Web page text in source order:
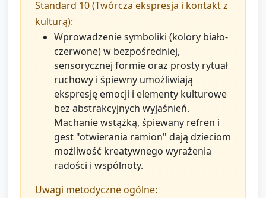
Standard 10 (Twórcza ekspresja i kontakt z
kulturą):
Wprowadzenie symboliki (kolory biało-
czerwone) w bezpośredniej,
sensorycznej formie oraz prosty rytuał
ruchowy i śpiewny umożliwiają
ekspresję emocji i elementy kulturowe
bez abstrakcyjnych wyjaśnień.
Machanie wstążką, śpiewany refren i
gest "otwierania ramion" dają dzieciom
możliwość kreatywnego wyrażenia
radości i wspólnoty.
Uwagi metodyczne ogólne: